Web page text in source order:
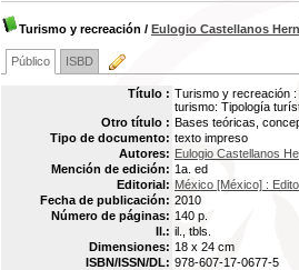
Turismo y recreación / Eulogio Castellanos
Público ISBD
Título : Turismo y recreación
turismo: Tipología
Otro título : Bases teóricas,
Tipo de documento: texto impreso
Autores: Eulogio Castellanos
Mención de edición: 1a. ed
Editorial: México [México] :
Fecha de publicación: 2010
Número de páginas: 140 p.
Il.: il., tbls.
Dimensiones: 18 x 24 cm
ISBN/ISSN/DL: 978-607-17-0677-5